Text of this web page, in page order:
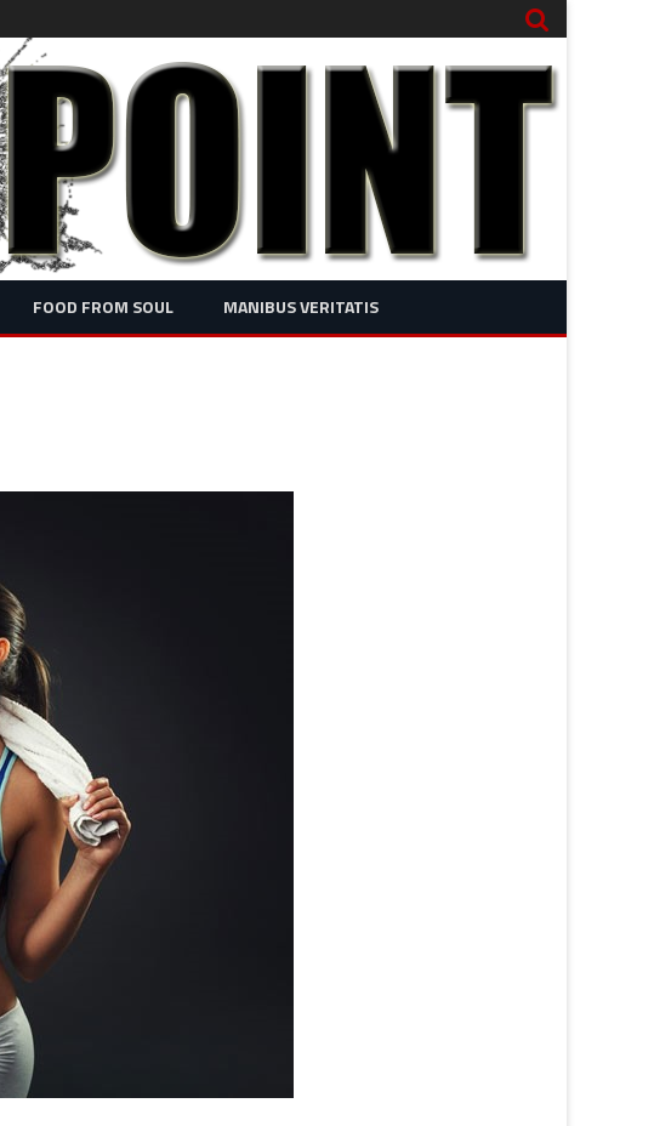
FOOD FROM SOUL MANIBUS VERITATIS